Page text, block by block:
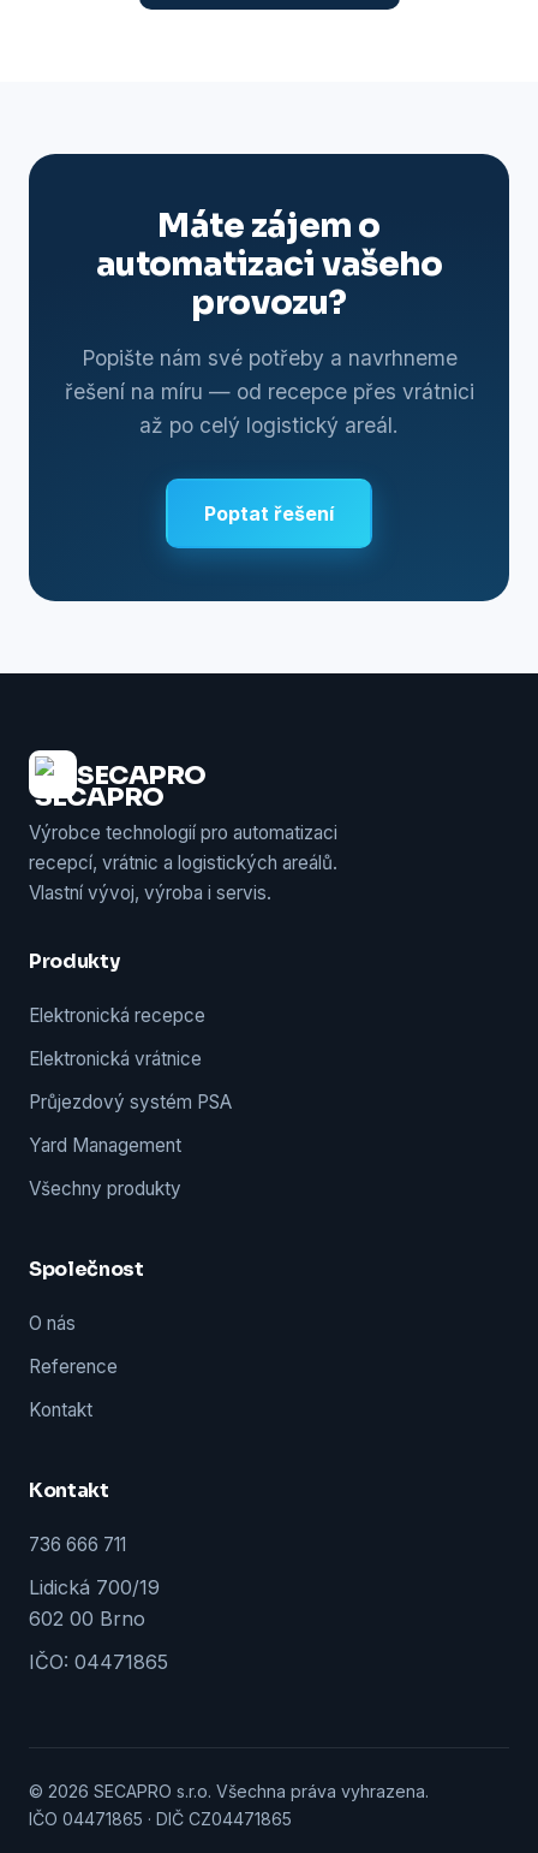
Máte zájem o
automatizaci vašeho
provozu?
Popište nám své potřeby a navrhneme
řešení na míru — od recepce přes vrátnici
až po celý logistický areál.
Poptat řešení
SECAPRO
Výrobce technologií pro automatizaci
recepcí, vrátnic a logistických areálů.
Vlastní vývoj, výroba i servis.
Produkty
Elektronická recepce
Elektronická vrátnice
Průjezdový systém PSA
Yard Management
Všechny produkty
Společnost
O nás
Reference
Kontakt
Kontakt
736 666 711
Lidická 700/19
602 00 Brno
IČO: 04471865
© 2026 SECAPRO s.r.o. Všechna práva vyhrazena.
IČO 04471865 · DIČ CZ04471865